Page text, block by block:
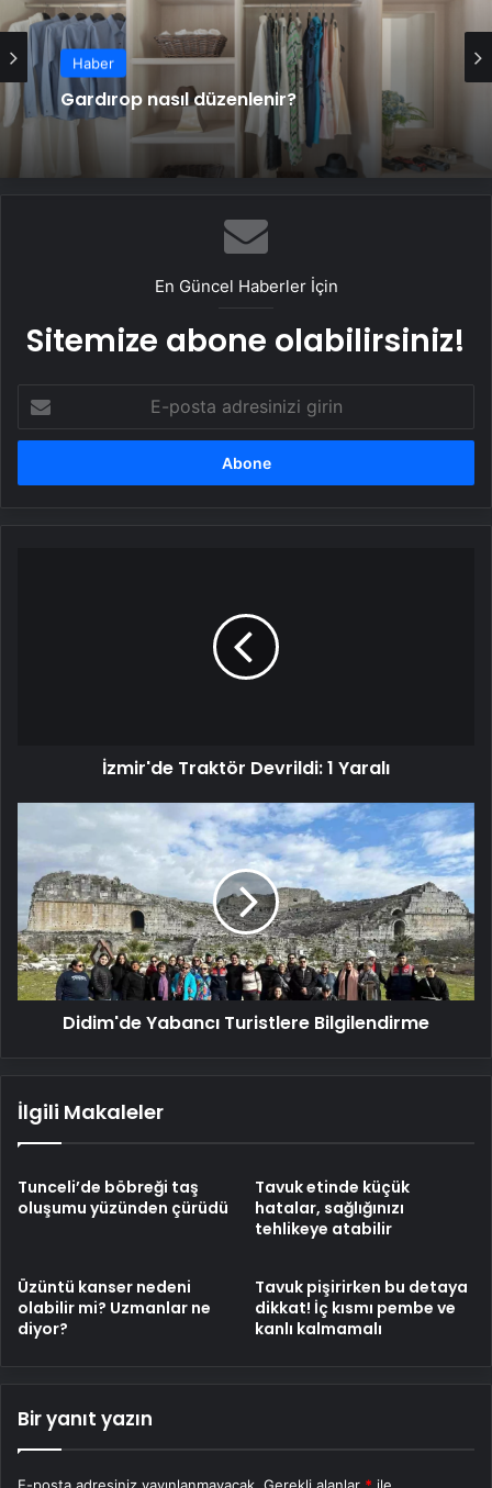
Haber
Gardırop nasıl düzenlenir?
En Güncel Haberler İçin
Sitemize abone olabilirsiniz!
posta
adresinizi
İzmir'de Traktör Devrildi: 1 Yaralı
Turistlere
Bilgilendirme
Didim'de Yabancı Turistlere Bilgilendirme
İlgili Makaleler
Tunceli’de böbreği taş
oluşumu yüzünden çürüdü
Tavuk etinde küçük
hatalar, sağlığınızı
tehlikeye atabilir
Üzüntü kanser nedeni
olabilir mi? Uzmanlar ne
diyor?
Tavuk pişirirken bu detaya
dikkat! İç kısmı pembe ve
kanlı kalmamalı
Bir yanıt yazın
E-posta adresiniz yayınlanmayacak. Gerekli alanlar * ile